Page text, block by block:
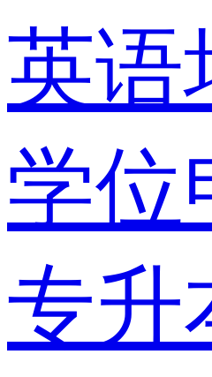
英语
学位
专升